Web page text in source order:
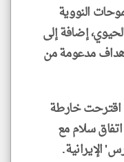
النووية
إضافة إلى
مدعومة من
اقترحت خارطة
سلام مع
الإيرانية.